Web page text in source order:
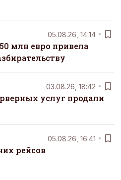
05.08.26, 14:14
млн евро привела
03.08.26, 18:42
услуг продали
05.08.26, 16:41
рейсов